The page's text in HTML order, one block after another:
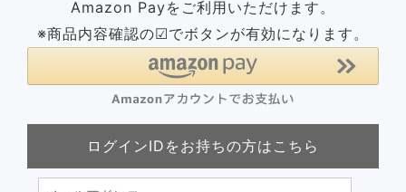
Amazon Payをご利用いただけます。
※商品内容確認の☑でボタンが有効になります。
ログインIDをお持ちの方はこちら